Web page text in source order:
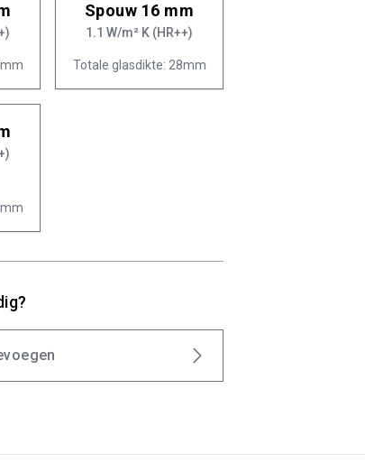
Spouw 16 mm
1.1 W/m² K (HR++)
Totale glasdikte: 28mm